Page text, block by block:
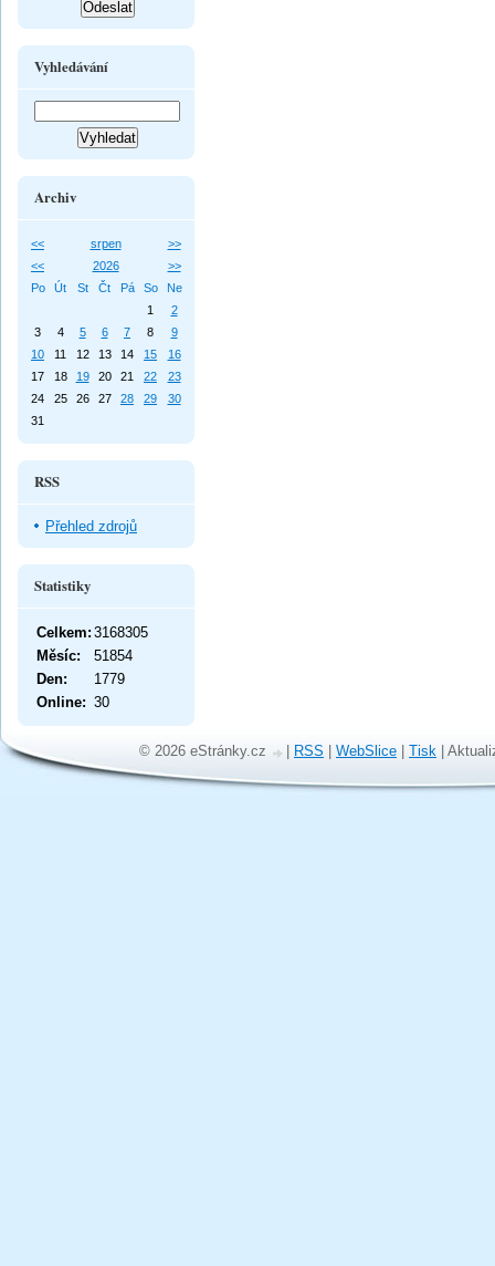
Vyhledávání
Archiv
<< srpen
>>
<<
2026
>>
Po
Út St Čt Pá So
Ne
1
2
3
4 5 6 7 8
9
10
11 12 13 14 15
16
17
18 19 20 21 22
23
24
25 26 27 28 29
30
31
RSS
Přehled zdrojů
Statistiky
Online: 30
Celkem: 3168305
Měsíc:
51854
Den:
1779
© 2026 eStránky.cz | RSS | WebSlice | Tisk |